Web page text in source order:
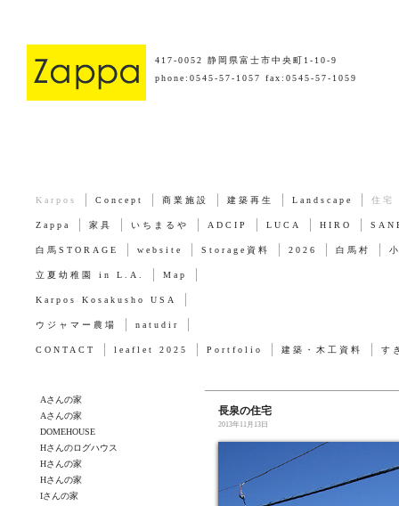
417-0052 静岡県富士市中央町1-10-9
phone:0545-57-1057 fax:0545-57-1059
Karpos Concept 商業施設 建築再生 Landscape 住宅
Zappa 家具 いちまるや ADCIP LUCA HIRO
白馬STORAGE website Storage資料 2026 白馬村
立夏幼稚園 in L.A. Map
Karpos Kosakusho USA
ウジャマー農場 natudir
CONTACT leaflet 2025 Portfolio 建築・木工資料 す
Aさんの家
Aさんの家
DOMEHOUSE
Hさんのログハウス
Hさんの家
Hさんの家
Iさんの家
長泉の住宅
2013年11月13日